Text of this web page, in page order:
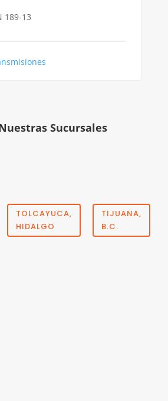
189-13
Sucursales
TOLCAYUCA,
HIDALGO
TIJUANA,
B.C.